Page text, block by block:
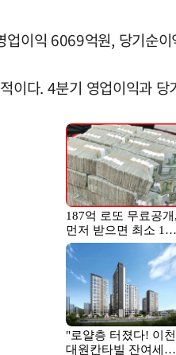
이익 6069억원, 당기순
다. 4분기 영업이익과